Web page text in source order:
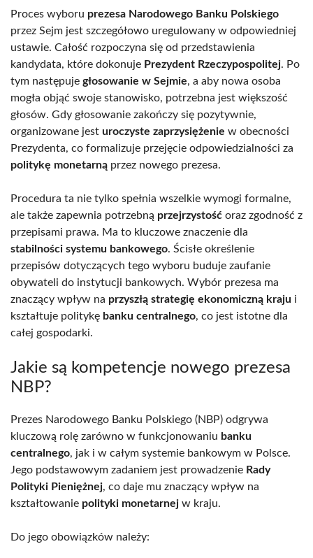
Proces wyboru prezesa Narodowego Banku Polskiego
przez Sejm jest szczegółowo uregulowany w odpowiedniej
ustawie. Całość rozpoczyna się od przedstawienia
kandydata, które dokonuje Prezydent Rzeczypospolitej. Po
tym następuje głosowanie w Sejmie, a aby nowa osoba
mogła objąć swoje stanowisko, potrzebna jest większość
głosów. Gdy głosowanie zakończy się pozytywnie,
organizowane jest uroczyste zaprzysiężenie w obecności
Prezydenta, co formalizuje przejęcie odpowiedzialności za
politykę monetarną przez nowego prezesa.
Procedura ta nie tylko spełnia wszelkie wymogi formalne,
ale także zapewnia potrzebną przejrzystość oraz zgodność z
przepisami prawa. Ma to kluczowe znaczenie dla
stabilności systemu bankowego. Ścisłe określenie
przepisów dotyczących tego wyboru buduje zaufanie
obywateli do instytucji bankowych. Wybór prezesa ma
znaczący wpływ na przyszłą strategię ekonomiczną kraju i
kształtuje politykę banku centralnego, co jest istotne dla
całej gospodarki.
Jakie są kompetencje nowego prezesa
NBP?
Prezes Narodowego Banku Polskiego (NBP) odgrywa
kluczową rolę zarówno w funkcjonowaniu banku
centralnego, jak i w całym systemie bankowym w Polsce.
Jego podstawowym zadaniem jest prowadzenie Rady
Polityki Pieniężnej, co daje mu znaczący wpływ na
kształtowanie polityki monetarnej w kraju.
Do jego obowiązków należy: